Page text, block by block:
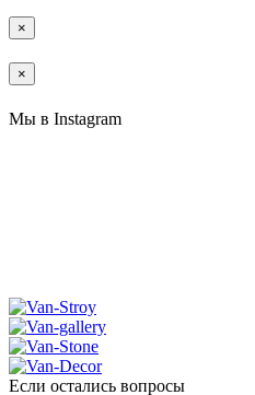
×
×
Мы в Instagram
Если остались вопросы